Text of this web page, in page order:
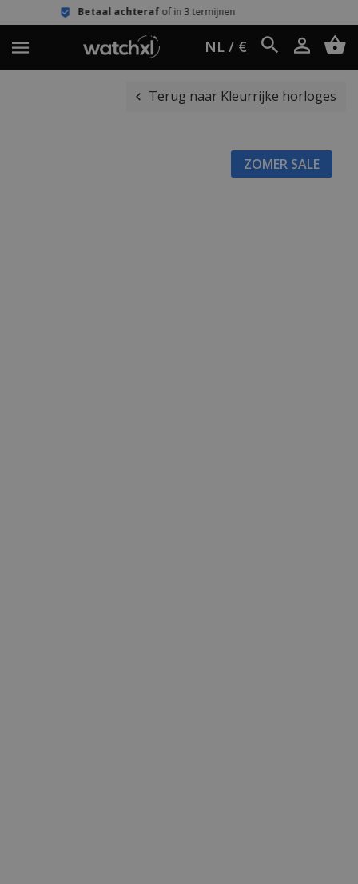
achterafof in 3 termijnen
NL / €
Terug naar Kleurrijke horloges
ZOMER SALE